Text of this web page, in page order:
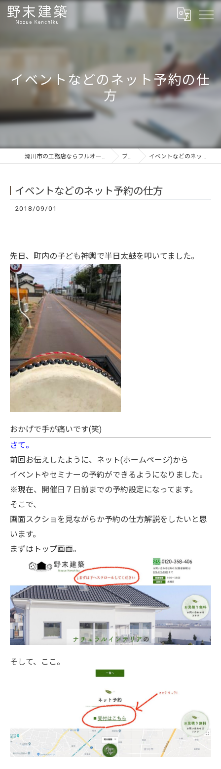
イベントなどのネット予約の仕
方
滑川市の工務店ならフルオーダーの野末建築 ブログ イベントなどのネット予約の仕方
イベントなどのネット予約の仕方
2018/09/01
先日、町内の子ども神輿で半日太鼓を叩いてました。
おかげで手が痛いです(笑)
さて。
前回お伝えしたように、ネット(ホームページ)から
イベントやセミナーの予約ができるようになりました。
※現在、開催日７日前までの予約設定になってます。
そこで、
画面スクショを見ながらか予約の仕方解説をしたいと思
います。
まずはトップ画面。
そして、ここ。